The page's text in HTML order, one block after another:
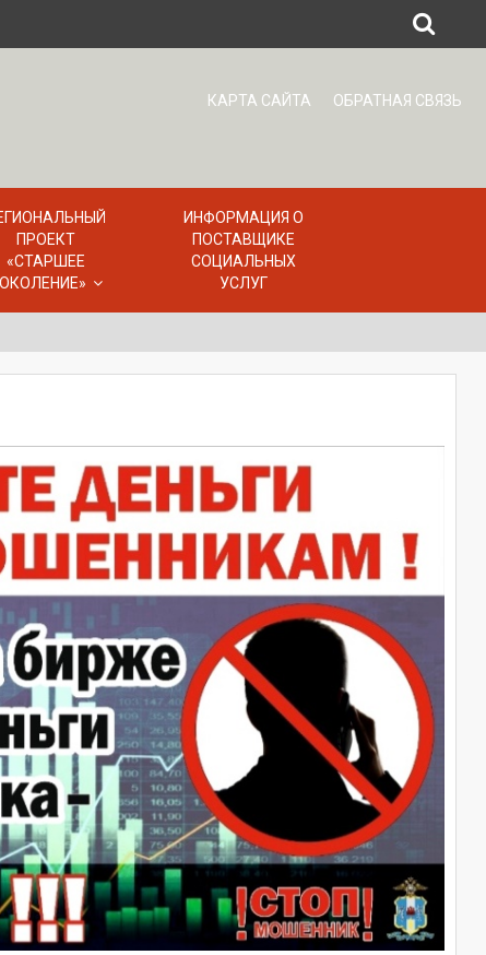
КАРТА САЙТА ОБРАТНАЯ СВЯЗЬ
ПРОЕКТ
«СТАРШЕЕ
ИНФОРМАЦИЯ О
ПОСТАВЩИКЕ
СОЦИАЛЬНЫХ
УСЛУГ